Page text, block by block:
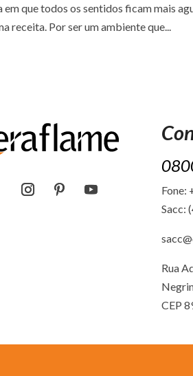
em que todos os sentidos ficam mais
receita. Por ser um ambiente que...
Fone:
Sacc:
Rua
CEP